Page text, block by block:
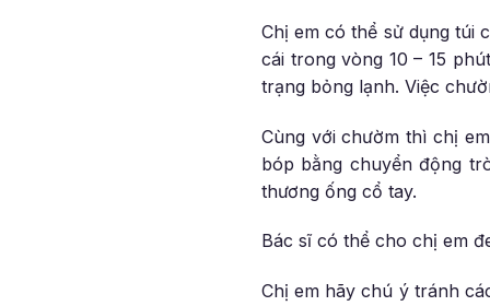
Chị em có thể sử dụng túi
cái trong vòng 10 – 15
trạng bỏng lạnh. Việc
Cùng với chườm thì chị
bóp bằng chuyển động
thương ống cổ tay.
Bác sĩ có thể cho chị em
Chị em hãy chú ý tránh